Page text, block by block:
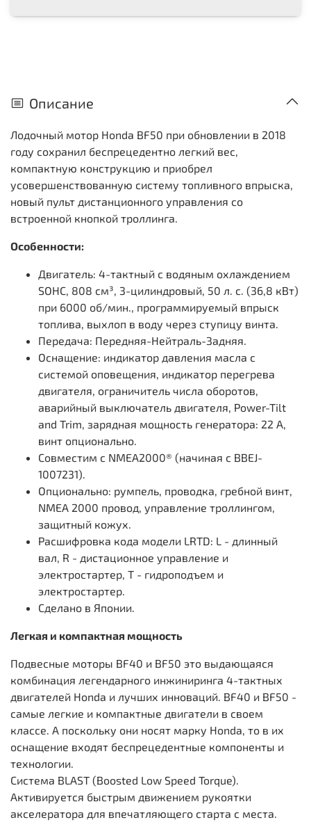
Описание
Лодочный мотор Honda BF50 при обновлении в 2018
году сохранил беспрецедентно легкий вес,
компактную конструкцию и приобрел
усовершенствованную систему топливного впрыска,
новый пульт дистанционного управления со
встроенной кнопкой троллинга.
Особенности:
Двигатель: 4-тактный с водяным охлаждением
SOHC, 808 см³, 3-цилиндровый, 50 л. с. (36,8 кВт)
при 6000 об/мин., программируемый впрыск
топлива, выхлоп в воду через ступицу винта.
Передача: Передняя-Нейтраль-Задняя.
Оснащение: индикатор давления масла с
системой оповещения, индикатор перегрева
двигателя, ограничитель числа оборотов,
аварийный выключатель двигателя, Power-Tilt
and Trim, зарядная мощность генератора: 22 A,
винт опционально.
Совместим с NMEA2000® (начиная с BBEJ-
1007231).
Опционально: румпель, проводка, гребной винт,
NMEA 2000 провод, управление троллингом,
защитный кожух.
Расшифровка кода модели LRTD: L - длинный
вал, R - дистационное управление и
электростартер, Т - гидроподъем и
электростартер.
Сделано в Японии.
Легкая и компактная мощность
Подвесные моторы BF40 и BF50 это выдающаяся
комбинация легендарного инжиниринга 4-тактных
двигателей Honda и лучших инноваций. BF40 и BF50 -
самые легкие и компактные двигатели в своем
классе. А поскольку они носят марку Honda, то в их
оснащение входят беспрецедентные компоненты и
технологии.
Система BLAST (Boosted Low Speed Torque).
Активируется быстрым движением рукоятки
акселератора для впечатляющего старта с места.